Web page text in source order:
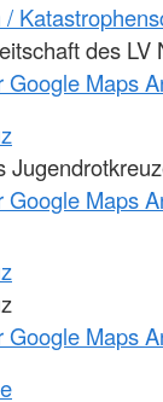
des LV
Google Maps
Google Maps
Google Maps